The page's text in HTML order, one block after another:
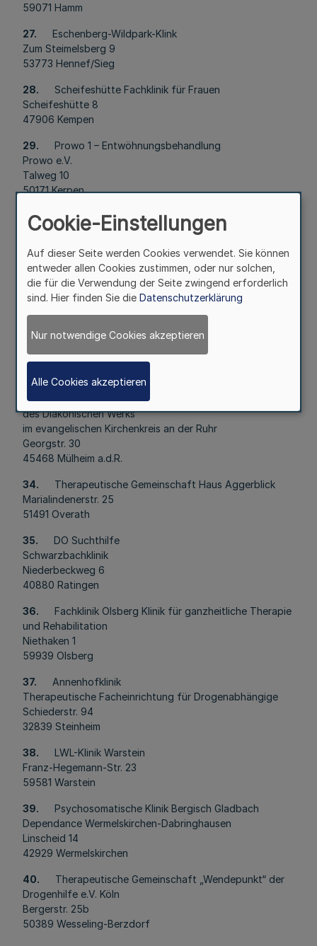
59071 Hamm
27.
Eschenberg-Wildpark-Klink
Zum Steimelsberg 9
53773 Hennef/Sieg
28.
Scheifeshütte Fachklinik für Frauen
Scheifeshütte 8
47906 Kempen
29.
Prowo 1 – Entwöhnungsbehandlung
Prowo e.V.
Talweg 10
50171 Kerpen
30.
LWL-Klinik Marsberg
Weist 45
31.
Fachklinik Meckenheim
An der alten Eiche 1
53340 Meckenheim
des Diakoniewerks Duisburg GmbH
Buschmannsweg 1- 3
33.
Sozialtherapeutische Wohngemeinschaft
des Diakonischen Werks
im evangelischen Kirchenkreis an der Ruhr
Georgstr. 30
45468 Mülheim a.d.R.
34.
Therapeutische Gemeinschaft Haus Aggerblick
Marialindenerstr. 25
51491 Overath
35.
DO Suchthilfe
Schwarzbachklinik
Niederbeckweg 6
40880 Ratingen
36.
Fachklinik Olsberg Klinik für ganzheitliche Therapie
und Rehabilitation
Niethaken 1
59939 Olsberg
37.
Annenhofklinik
Therapeutische Facheinrichtung für Drogenabhängige
Schiederstr. 94
32839 Steinheim
38.
LWL-Klinik Warstein
Franz-Hegemann-Str. 23
59581 Warstein
39.
Psychosomatische Klinik Bergisch Gladbach
Dependance Wermelskirchen-Dabringhausen
Linscheid 14
42929 Wermelskirchen
40.
Therapeutische Gemeinschaft „Wendepunkt“ der
Drogenhilfe e.V. Köln
Bergerstr. 25b
50389 Wesseling-Berzdorf
Cookie-Einstellungen
Auf dieser Seite werden Cookies verwendet. Sie können
entweder allen Cookies zustimmen, oder nur solchen,
die für die Verwendung der Seite zwingend erforderlich
sind. Hier finden Sie die Datenschutzerklärung
Nur notwendige Cookies akzeptieren
Alle Cookies akzeptieren